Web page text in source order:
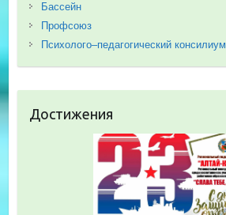
Бассейн
Профсоюз
Психолого–педагогический консилиум
Достижения